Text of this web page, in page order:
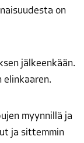
on
jälkeenkään.
elinkaaren.
myynnillä ja
ja sittemmin